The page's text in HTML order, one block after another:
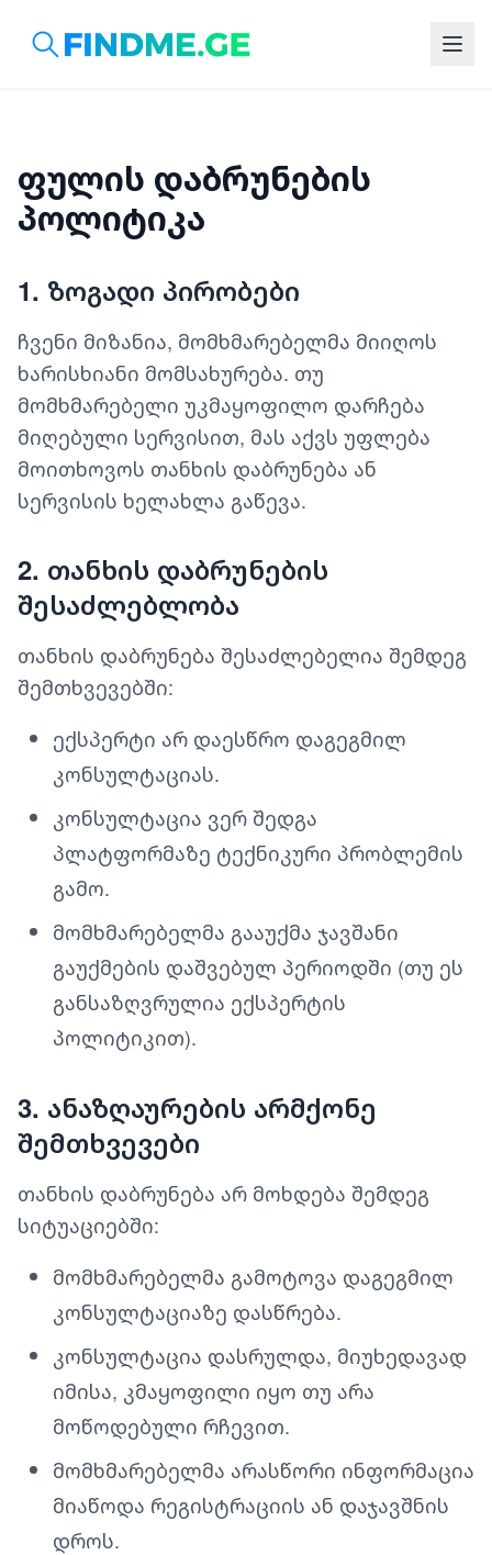
ფულის დაბრუნების
პოლიტიკა
1. ზოგადი პირობები
ჩვენი მიზანია, მომხმარებელმა მიიღოს
ხარისხიანი მომსახურება. თუ
მომხმარებელი უკმაყოფილო დარჩება
მიღებული სერვისით, მას აქვს უფლება
მოითხოვოს თანხის დაბრუნება ან
სერვისის ხელახლა გაწევა.
2. თანხის დაბრუნების
შესაძლებლობა
თანხის დაბრუნება შესაძლებელია შემდეგ
შემთხვევებში:
ექსპერტი არ დაესწრო დაგეგმილ
კონსულტაციას.
კონსულტაცია ვერ შედგა
პლატფორმაზე ტექნიკური პრობლემის
გამო.
მომხმარებელმა გააუქმა ჯავშანი
გაუქმების დაშვებულ პერიოდში (თუ ეს
განსაზღვრულია ექსპერტის
პოლიტიკით).
3. ანაზღაურების არმქონე
შემთხვევები
თანხის დაბრუნება არ მოხდება შემდეგ
სიტუაციებში:
მომხმარებელმა გამოტოვა დაგეგმილ
კონსულტაციაზე დასწრება.
კონსულტაცია დასრულდა, მიუხედავად
იმისა, კმაყოფილი იყო თუ არა
მოწოდებული რჩევით.
მომხმარებელმა არასწორი ინფორმაცია
მიაწოდა რეგისტრაციის ან დაჯავშნის
დროს.